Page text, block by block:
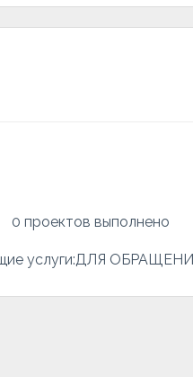
0 проектов выполнено